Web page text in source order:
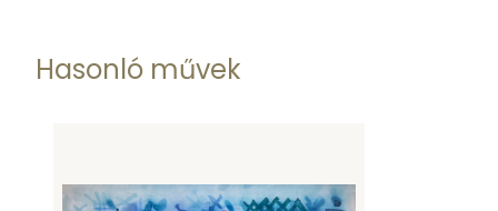
Hasonló művek